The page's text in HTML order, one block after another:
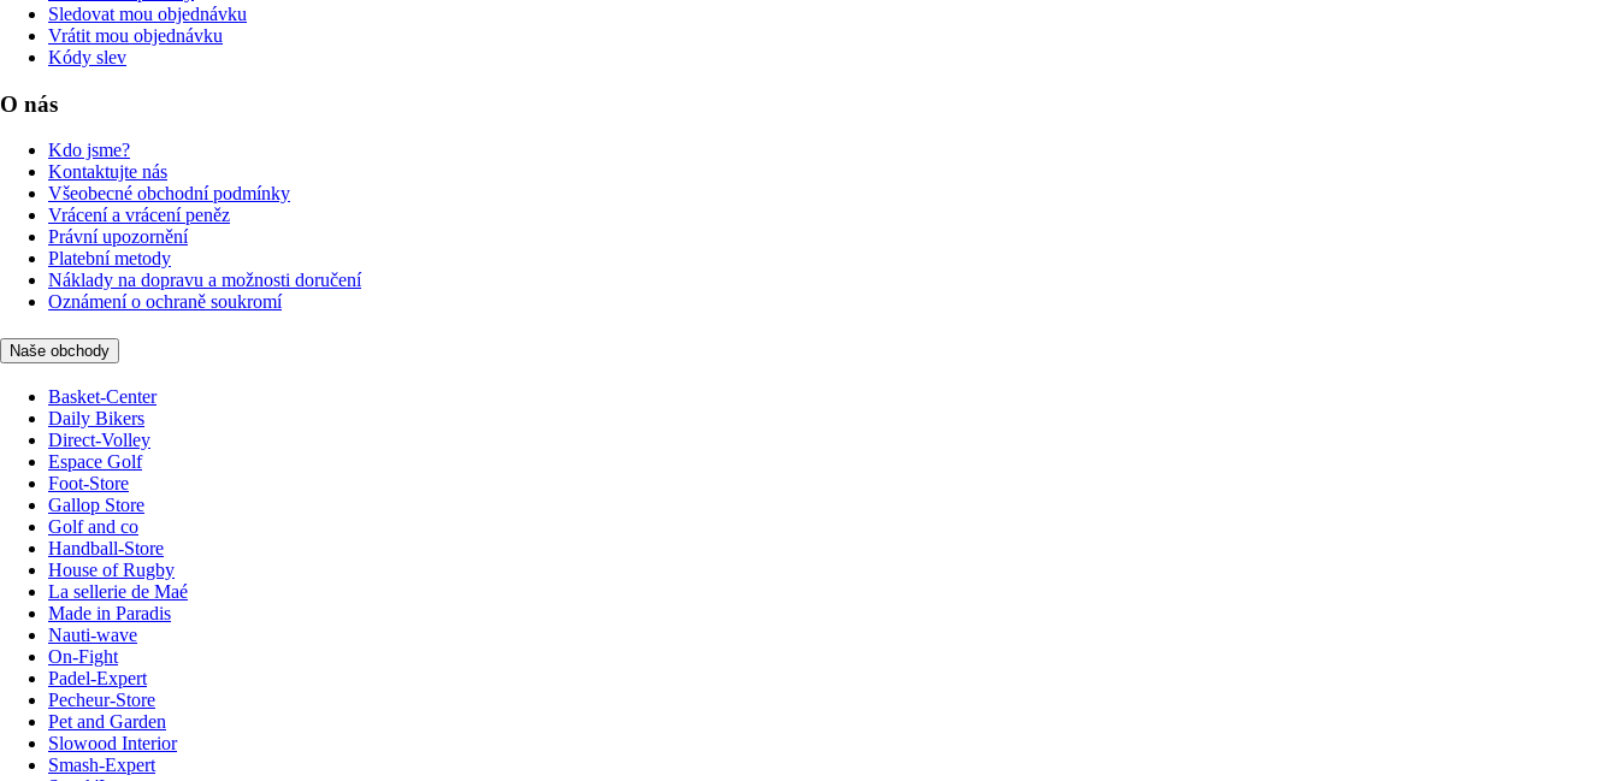
Sledovat mou objednávku
Vrátit mou objednávku
Kódy slev
O nás
Kdo jsme?
Kontaktujte nás
Všeobecné obchodní podmínky
Vrácení a vrácení peněz
Právní upozornění
Platební metody
Náklady na dopravu a možnosti doručení
Oznámení o ochraně soukromí
Naše obchody
Basket-Center
Daily Bikers
Direct-Volley
Espace Golf
Foot-Store
Gallop Store
Golf and co
Handball-Store
House of Rugby
La sellerie de Maé
Made in Paradis
Nauti-wave
On-Fight
Padel-Expert
Pecheur-Store
Pet and Garden
Slowood Interior
Smash-Expert